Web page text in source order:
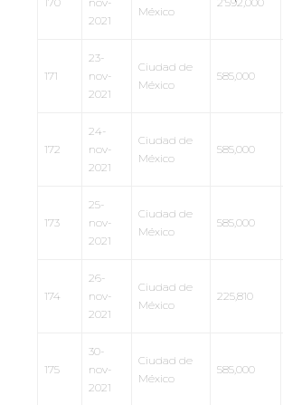
2021
México
171
23-
nov-
2021
Ciudad de
México
585,000
172
24-
nov-
2021
Ciudad de
México
585,000
173
25-
nov-
2021
Ciudad de
México
585,000
174
26-
nov-
2021
Ciudad de
México
225,810
175
30-
nov-
2021
Ciudad de
México
585,000